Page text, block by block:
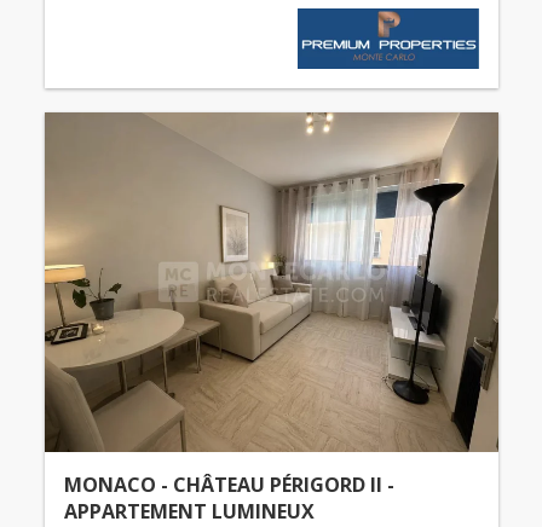
MONACO - CHÂTEAU PÉRIGORD II -
APPARTEMENT LUMINEUX